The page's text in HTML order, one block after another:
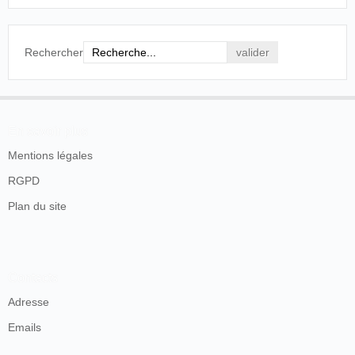
Rechercher
Mentions légales
RGPD
Plan du site
Adresse
Emails